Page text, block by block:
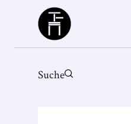
Büchergilde
Suche